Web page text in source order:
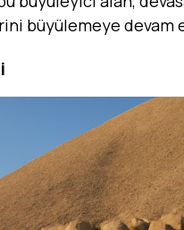
büyülemeye devam